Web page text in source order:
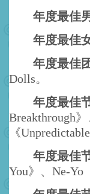
年度最佳
年度最佳
年度最佳
Dolls。
年度最佳
Breakthrough
《Unpredictable
年度最佳
You》、Ne-Yo